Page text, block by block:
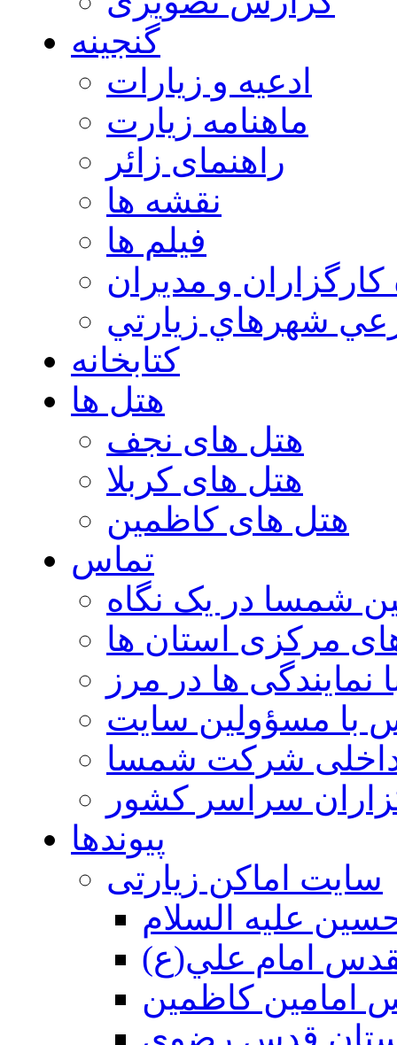
گنجینه
ادعیه و زیارات
ماهنامه زیارت
راهنمای زائر
نقشه ها
فیلم ها
كارگزاران و مديران
شهرهاي زيارتي
کتابخانه
هتل ها
هتل های نجف
هتل های کربلا
هتل های کاظمین
تماس
شمسا در یک نگاه
مرکزی استان ها
نمایندگی ها در مرز
با مسؤولین سایت
شرکت شمسا
سراسر کشور
پیوندها
سایت اماکن زیارتی
عليه السلام
امام علي(ع)
امامين كاظمين
قدس رضوي